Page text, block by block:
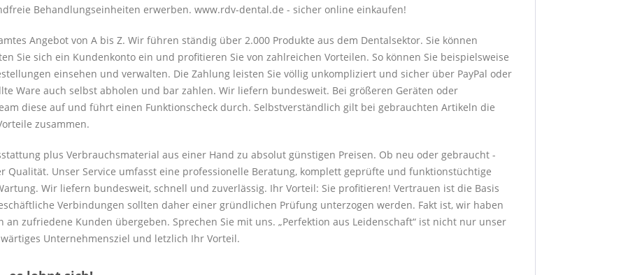
Behandlungseinheiten erwerben. www.rdv-dental.de - sicher online einkaufen!
Angebot von A bis Z. Wir führen ständig über 2.000 Produkte aus dem Dentalsektor. Sie können
Sie sich ein Kundenkonto ein und profitieren Sie von zahlreichen Vorteilen. So können Sie beispielsweise
einsehen und verwalten. Die Zahlung leisten Sie völlig unkompliziert und sicher über PayPal oder
Ware auch selbst abholen und bar zahlen. Wir liefern bundesweit. Bei größeren Geräten oder
diese auf und führt einen Funktionscheck durch. Selbstverständlich gilt bei gebrauchten Artikeln die
zusammen.
plus Verbrauchsmaterial aus einer Hand zu absolut günstigen Preisen. Ob neu oder gebraucht -
Unser Service umfasst eine professionelle Beratung, komplett geprüfte und funktionstüchtige
Wir liefern bundesweit, schnell und zuverlässig. Ihr Vorteil: Sie profitieren! Vertrauen ist die Basis
Verbindungen sollten daher einer gründlichen Prüfung unterzogen werden. Fakt ist, wir haben
zufriedene Kunden übergeben. Sprechen Sie mit uns. „Perfektion aus Leidenschaft“ ist nicht nur unser
Unternehmensziel und letzlich Ihr Vorteil.